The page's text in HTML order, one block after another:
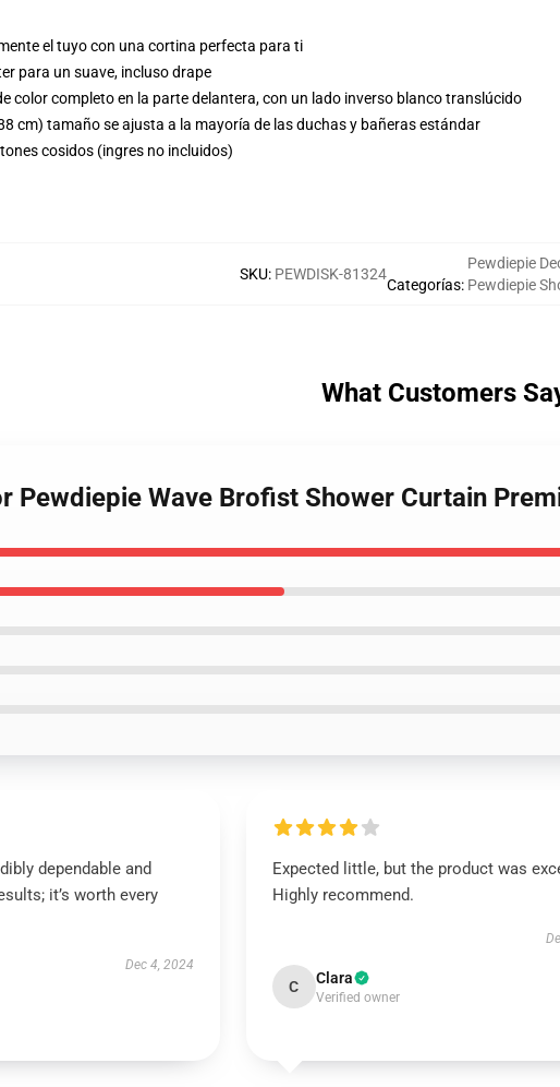
el tuyo con una cortina perfecta para ti
para un suave, incluso drape
color completo en la parte delantera, con un lado inverso blanco translúcido
cm) tamaño se ajusta a la mayoría de las duchas y bañeras estándar
cosidos (ingres no incluidos)
SKU: PEWDISK-81324
Categorías:
Pewdiepie
Pewdiepie
What Customers
Pewdiepie Wave Brofist Shower Curtain
dependable and
it’s worth every
Dec 4, 2024
Expected little, but the product was
Highly recommend.
C Clara
Verified owner